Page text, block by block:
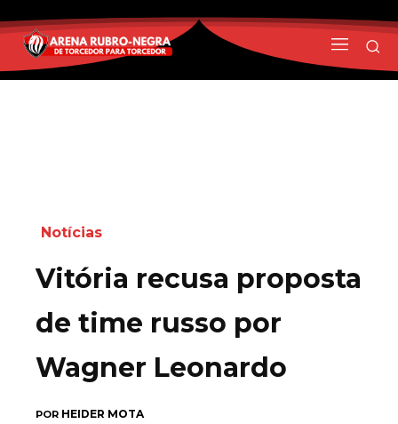
Notícias
Vitória recusa proposta
de time russo por
Wagner Leonardo
POR HEIDER MOTA